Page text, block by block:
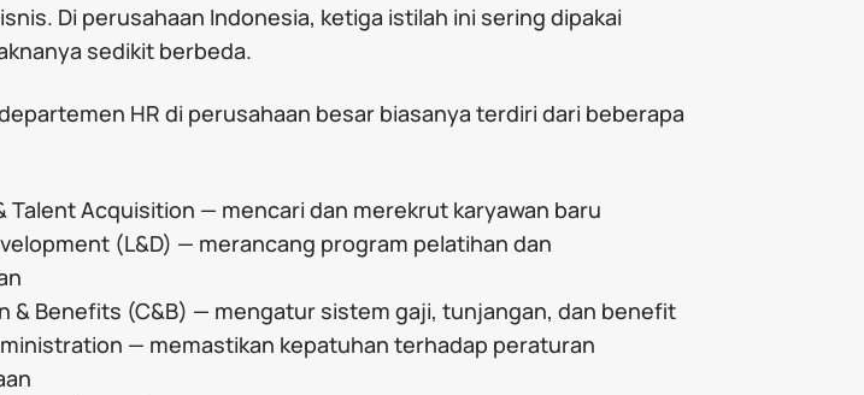
Di perusahaan Indonesia, ketiga istilah ini sering dipakai
sedikit berbeda.
HR di perusahaan besar biasanya terdiri dari beberapa
Talent Acquisition — mencari dan merekrut karyawan baru
(L&D) — merancang program pelatihan dan
& Benefits (C&B) — mengatur sistem gaji, tunjangan, dan benefit
— memastikan kepatuhan terhadap peraturan